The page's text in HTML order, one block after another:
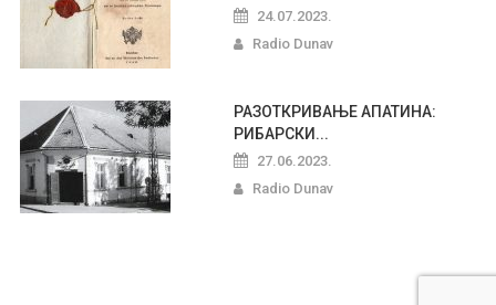
24.07.2023.
Radio Dunav
РАЗОТКРИВАЊЕ АПАТИНА:
РИБАРСКИ...
27.06.2023.
Radio Dunav